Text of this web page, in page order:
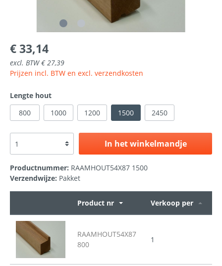
€ 33,14
excl. BTW € 27,39
Prijzen incl. BTW en excl. verzendkosten
Lengte hout
800
1000 1200 1500 2450
In het winkelmandje
Productnummer: RAAMHOUT54X87 1500
Verzendwijze: Pakket
Product nr Verkoop per
RAAMHOUT54X87
800
1